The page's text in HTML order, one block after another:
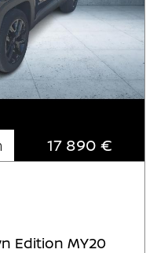
17 890 €
Edition MY20